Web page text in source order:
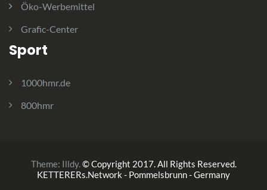
Öko-Werbemittel
Grafic-Center
Sport
1000hmr.de
800hmr
Theme: Illdy.© Copyright 2017. All Rights Reserved.
KETTERERs.Network - Pommelsbrunn - Germany